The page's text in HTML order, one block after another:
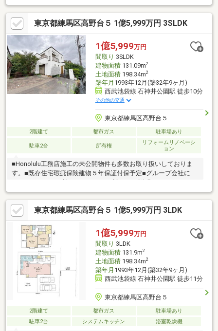
りくつろげる1818サイズ▼設備・食洗機・IHクッキングヒータ
ー・ビルトインオーブン・浄水器一体型水栓・浴室暖房乾燥機▼
リフォーム履歴エコキュート新規交換（令和6年2月実施）キッチ
ン水栓新規交換（令和6年2月実施）※建物構造は軽量鉄骨造・鉄
筋コンクリート造スレート葺地下1階付2階建となります
東京都練馬区高野台５ 1億5,999万円 3SLDK
1億5,999万円
間取り 3SLDK
建物面積131.09m2
土地面積198.34m2
築年月 1993年12月(築32年9ヶ月)
西武池袋線 石神井公園駅 徒歩10分
その他の交通
東京都練馬区高野台５
2階建て 都市ガス 駐車場あり
駐車2台 所有権
リフォームリノベーシ
ョン
■Honolulu工務店施工の未公開物件も多数お取り扱いしておりま
す。■既存住宅瑕疵保険建物５年保証付保予定■グループ会社によ
旧ヘーベルハウス施工物件■平坦、徒歩10分■人工芝42㎡のお庭付
き■LDKはなんと２３帖超■大型ウォークインクローゼットつき！
■ゆったりと寛げる一坪タイプのユニットバス
東京都練馬区高野台５ 1億5,999万円 3LDK
1億5,999万円
間取り 3LDK
建物面積131.9m2
土地面積198.34m2
築年月 1993年12月(築32年9ヶ月)
西武池袋線 石神井公園駅 徒歩11分
東京都練馬区高野台５
2階建て 都市ガス
駐車場あり
駐車2台
システムキッチン 浴室乾燥機